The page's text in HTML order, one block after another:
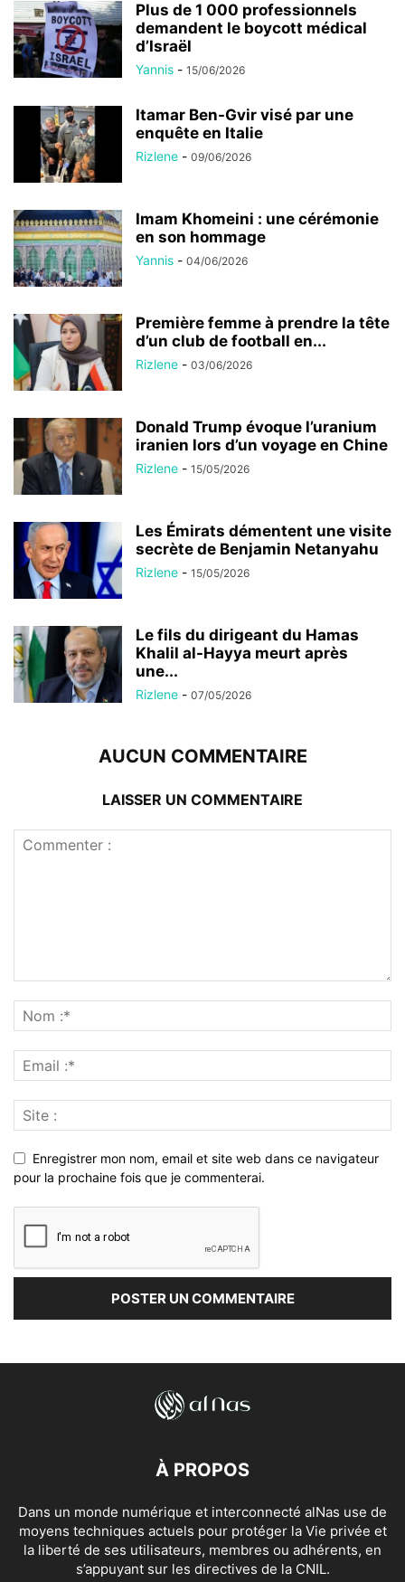
Plus de 1 000 professionnels
demandent le boycott médical
d’Israël
Yannis - 15/06/2026
Itamar Ben-Gvir visé par une
enquête en Italie
Rizlene - 09/06/2026
Imam Khomeini : une cérémonie
en son hommage
Yannis - 04/06/2026
Première femme à prendre la tête
d’un club de football en...
Rizlene - 03/06/2026
Donald Trump évoque l’uranium
iranien lors d’un voyage en Chine
Rizlene - 15/05/2026
Les Émirats démentent une visite
secrète de Benjamin Netanyahu
Rizlene - 15/05/2026
Le fils du dirigeant du Hamas
Khalil al-Hayya meurt après
une...
Rizlene - 07/05/2026
AUCUN COMMENTAIRE
LAISSER UN COMMENTAIRE
Enregistrer mon nom, email et site web dans ce navigateur
pour la prochaine fois que je commenterai.
À PROPOS
Dans un monde numérique et interconnecté alNas use de
moyens techniques actuels pour protéger la Vie privée et
la liberté de ses utilisateurs, membres ou adhérents, en
s’appuyant sur les directives de la CNIL.